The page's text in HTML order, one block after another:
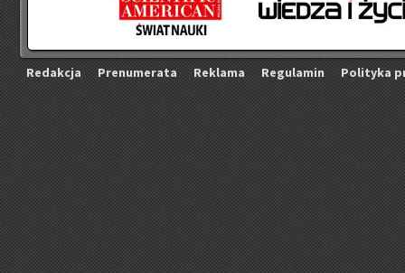
Re­dak­cja Pre­nu­me­ra­ta Re­kla­ma Re­gu­la­min Po­li­ty­ka